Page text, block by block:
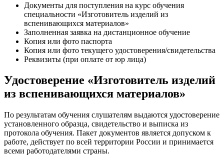
Документы для поступления на курс обучения
специальности «Изготовитель изделий из
вспенивающихся материалов»
Заполненная заявка на дистанционное обучение
Копия или фото паспорта
Копия или фото текущего удостоверения/свидетельства
Реквизиты (при оплате от юр лица)
Удостоверение «Изготовитель изделий
из вспенивающихся материалов»
По результатам обучения слушателям выдаются удостоверение
установленного образца, свидетельство и выписка из
протокола обучения. Пакет документов является допуском к
работе, действует по всей территории России и принимается
всеми работодателями страны.